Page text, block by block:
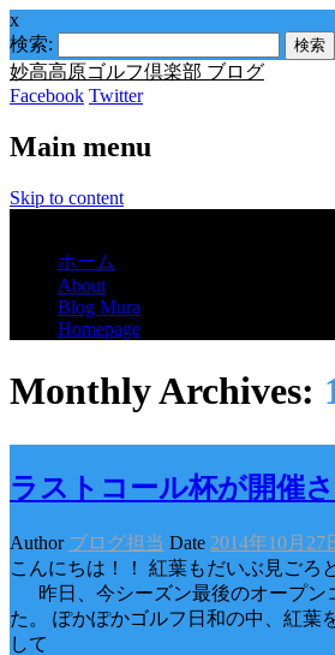
x
検索:
妙高高原ゴルフ倶楽部 ブログ
Facebook Twitter
Main menu
Skip to content
ホーム
About
Blog Mura
Homepage
Monthly Archives:
ラストコール杯が開催
Author ブログ担当 Date 2014年10月27
こんにちは！！ 紅葉もだいぶ見ごろ
昨日、今シーズン最後のオープン
た。 ぽかぽかゴルフ日和の中、紅葉
して